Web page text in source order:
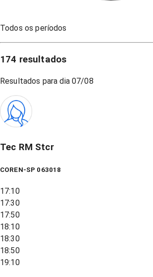
Todos os períodos
174 resultados
Resultados para dia 07/08
Tec RM Stcr
COREN-SP 063018
17:10
17:30
17:50
18:10
18:30
18:50
19:10